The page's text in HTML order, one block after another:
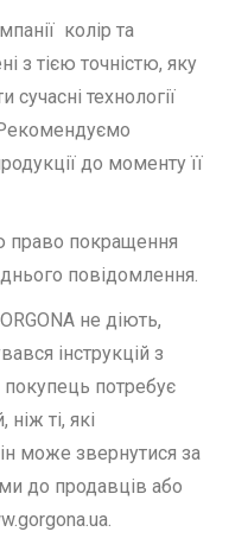
колір та
з тією точністю, яку
технології
до моменту її
право покращення
повідомлення.
не діють,
інструкцій з
потребує
ті, які
може звернутися за
до продавців або